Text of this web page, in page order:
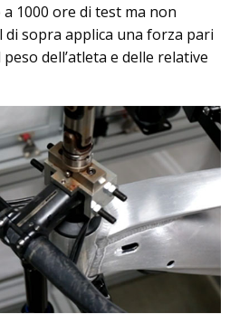
1000 ore di test ma non
di sopra applica una forza pari
dell’atleta e delle relative